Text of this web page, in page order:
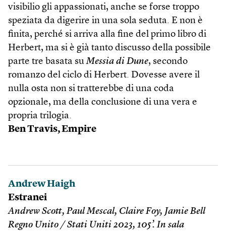
visibilio gli appassionati, anche se forse troppo
speziata da digerire in una sola seduta. E non è
finita, perché si arriva alla fine del primo libro di
Herbert, ma si è già tanto discusso della possibile
parte tre basata suMessia di Dune, secondo
romanzo del ciclo di Herbert. Dovesse avere il
nulla osta non si tratterebbe di una coda
opzionale, ma della conclusione di una vera e
propria trilogia.
Ben Travis, Empire
Andrew Haigh
Estranei
Andrew Scott, Paul Mescal, Claire Foy, Jamie Bell
Regno Unito / Stati Uniti 2023, 105’. In sala